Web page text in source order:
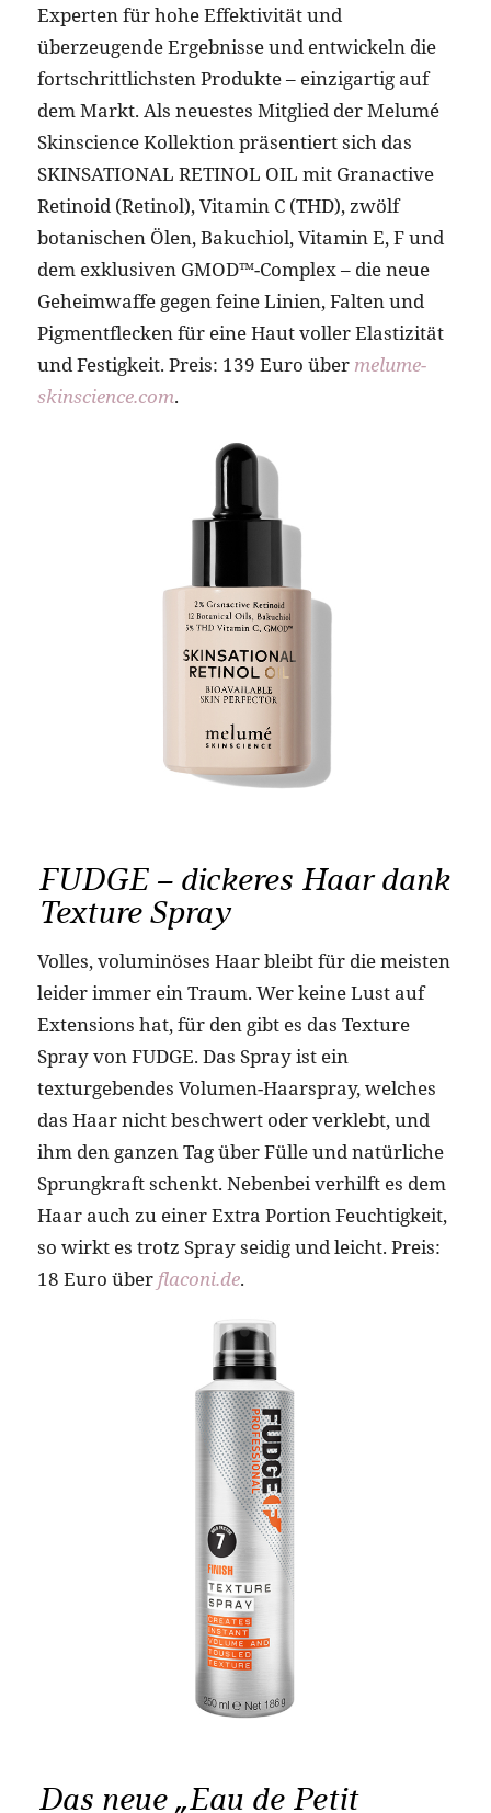
Experten für hohe Effektivität und
überzeugende Ergebnisse und entwickeln die
fortschrittlichsten Produkte – einzigartig auf
dem Markt. Als neuestes Mitglied der Melumé
Skinscience Kollektion präsentiert sich das
SKINSATIONAL RETINOL OIL mit Granactive
Retinoid (Retinol), Vitamin C (THD), zwölf
botanischen Ölen, Bakuchiol, Vitamin E, F und
dem exklusiven GMOD™-Complex – die neue
Geheimwaffe gegen feine Linien, Falten und
Pigmentflecken für eine Haut voller Elastizität
und Festigkeit. Preis: 139 Euro über melume-
skinscience.com.
FUDGE – dickeres Haar dank
Texture Spray
Volles, voluminöses Haar bleibt für die meisten
leider immer ein Traum. Wer keine Lust auf
Extensions hat, für den gibt es das Texture
Spray von FUDGE. Das Spray ist ein
texturgebendes Volumen-Haarspray, welches
das Haar nicht beschwert oder verklebt, und
ihm den ganzen Tag über Fülle und natürliche
Sprungkraft schenkt. Nebenbei verhilft es dem
Haar auch zu einer Extra Portion Feuchtigkeit,
so wirkt es trotz Spray seidig und leicht. Preis:
18 Euro über flaconi.de.
Das neue „Eau de Petit